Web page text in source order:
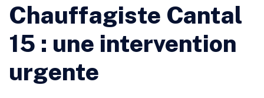
Chauffagiste Cantal
15 : une intervention
urgente